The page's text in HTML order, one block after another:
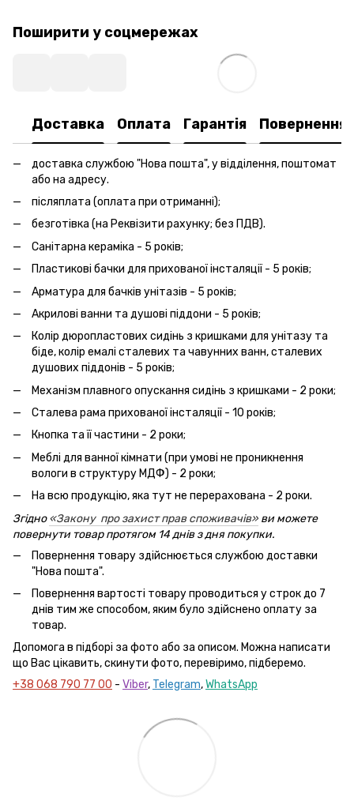
Поширити у соцмережах
Доставка Оплата Гарантія Повернення
доставка службою "Нова пошта", у відділення, поштомат
або на адресу.
післяплата (оплата при отриманні);
безготівка (на Реквізити рахунку; без ПДВ).
Санітарна кераміка - 5 років;
Пластикові бачки для прихованої інсталяції - 5 років;
Арматура для бачків унітазів - 5 років;
Акрилові ванни та душові піддони - 5 років;
Колір дюропластових сидінь з кришками для унітазу та
біде, колір емалі сталевих та чавунних ванн, сталевих
душових піддонів - 5 років;
Механізм плавного опускання сидінь з кришками - 2 роки;
Сталева рама прихованої інсталяції - 10 років;
Кнопка та її частини - 2 роки;
Меблі для ванної кімнати (при умові не проникнення
вологи в структуру МДФ) - 2 роки;
На всю продукцію, яка тут не перерахована - 2 роки.
Згідно«Закону про захист прав споживачів» ви можете
повернути товар протягом 14 днів з дня покупки.
Повернення товару здійснюється службою доставки
"Нова пошта".
Повернення вартості товару проводиться у строк до 7
днів тим же способом, яким було здійснено оплату за
товар.
Допомога в підборі за фото або за описом. Можна написати
що Вас цікавить, скинути фото, перевіримо, підберемо.
+38 068 790 77 00 - Viber, Telegram,WhatsApp